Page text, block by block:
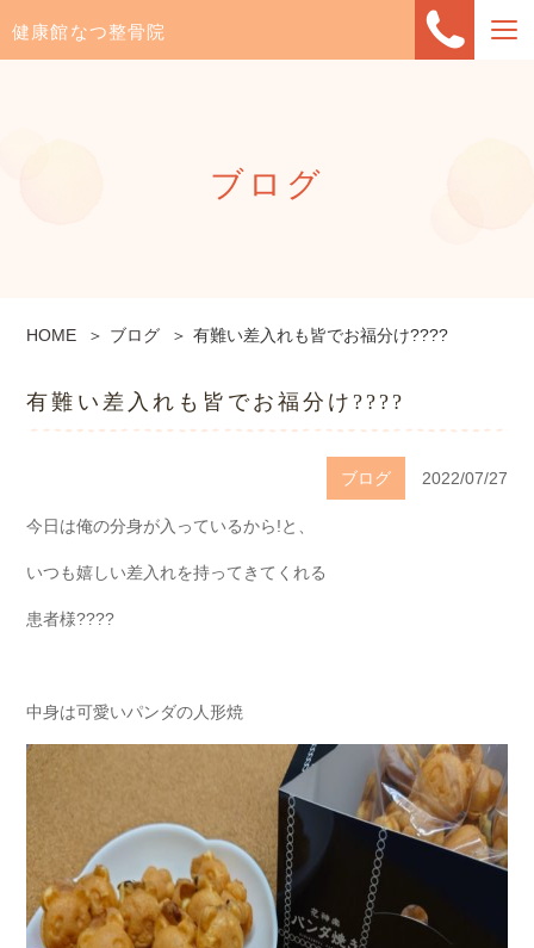
健康館なつ整骨院
ブログ
HOME ブログ 有難い差入れも皆でお福分け????
有難い差入れも皆でお福分け????
ブログ 2022/07/27
今日は俺の分身が入っているから!と、
いつも嬉しい差入れを持ってきてくれる
患者様????
中身は可愛いパンダの人形焼